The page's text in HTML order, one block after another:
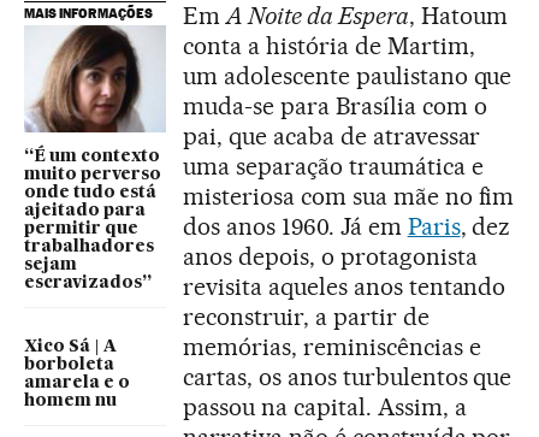
MAIS INFORMAÇÕES
“É um contexto
muito perverso
onde tudo está
ajeitado para
permitir que
trabalhadores
sejam
escravizados”
Xico Sá | A
borboleta
amarela e o
homem nu
EmA Noite da Espera, Hatoum
conta a história de Martim,
um adolescente paulistano que
muda-se para Brasília com o
pai, que acaba de atravessar
uma separação traumática e
misteriosa com sua mãe no fim
dos anos 1960. Já em Paris, dez
anos depois, o protagonista
revisita aqueles anos tentando
reconstruir, a partir de
memórias, reminiscências e
cartas, os anos turbulentos que
passou na capital. Assim, a